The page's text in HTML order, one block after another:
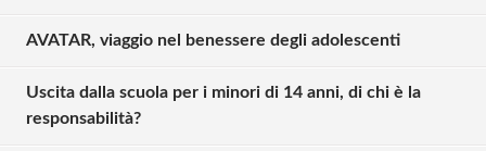
AVATAR, viaggio nel benessere degli adolescenti
Uscita dalla scuola per i minori di 14 anni, di chi è la
responsabilità?